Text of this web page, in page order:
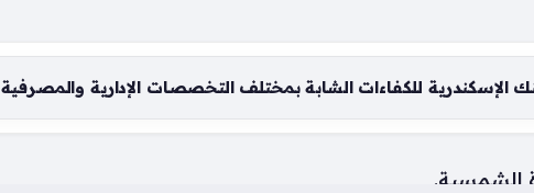
للكفاءات الشابة بمختلف التخصصات الإدارية والمصرفية
الشمسية.